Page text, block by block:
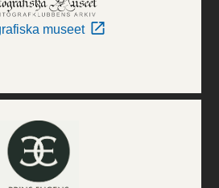
museet